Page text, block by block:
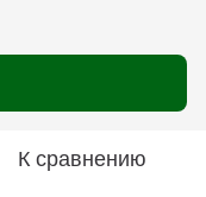
К сравнению